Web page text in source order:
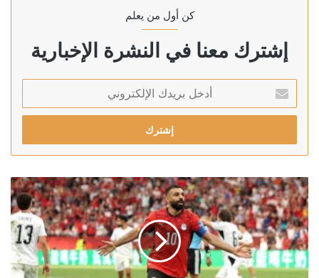
كن أول من يعلم
إشترك معنا في النشرة الإخبارية
بريدك
الإلكتروني